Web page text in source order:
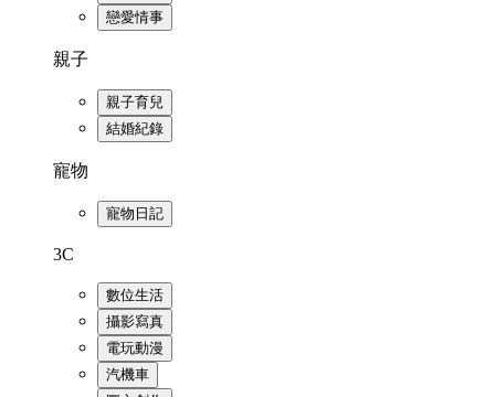
戀愛情事
親子
親子育兒
結婚紀錄
寵物
寵物日記
3C
數位生活
攝影寫真
電玩動漫
汽機車